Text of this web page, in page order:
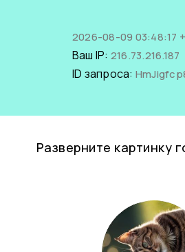
2026-08-09 03:48:17
Ваш IP: 216.73.216.187
ID запроса:
Разверните картинку